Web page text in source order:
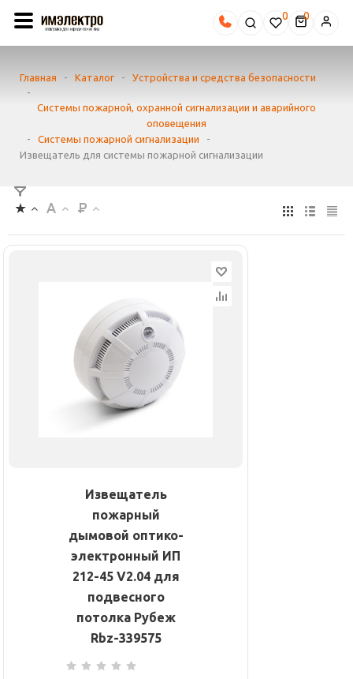
0
Главная - Каталог -
Устройства и средства безопасности
-
Системы пожарной, охранной сигнализации и аварийного
оповещения
-
Системы пожарной сигнализации
-
Извещатель для системы пожарной сигнализации
Извещатель
пожарный
дымовой оптико-
электронный ИП
212-45 V2.04 для
подвесного
потолка Рубеж
Rbz-339575